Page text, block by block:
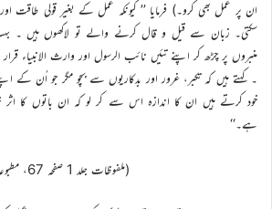
ان پر عمل بھی کرو۔) فرمایا ’’ کیونکہ عمل کے بغیر قولی طاقت اور
سکتی۔ زبان سے قیل و قال کرنے والے تو لاکھوں ہیں ۔ بہت
منبروں پر چڑھ کر اپنے تئیں نائب الرسول اور وارث الانبیاء
۔ کہتے ہیں کہ تکبر، غرور اور بدکاریوں سے بچو مگر جو اُن کے
خود کرتے ہیں ان کا اندازہ اس سے کر لو کہ ان باتوں کا
ہے۔‘‘
(ملفوظات جلد 1 صفحہ 67، مطبوعہ انگلستان ۔ ایڈیشن 1985ء)